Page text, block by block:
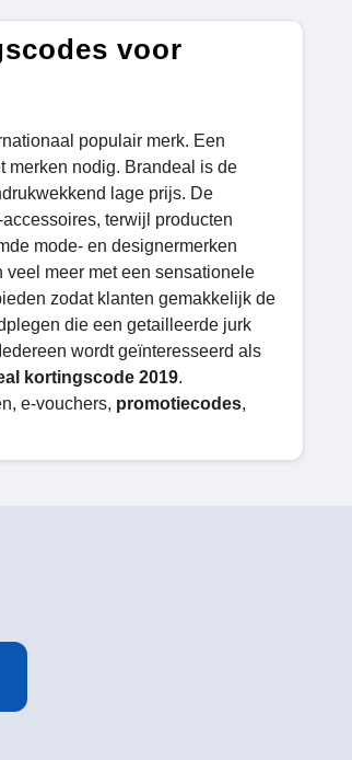
voor
populair merk. Een
merken nodig. Brandeal is de
lage prijs. De
terwijl producten
mode- en designermerken
veel meer met een sensationele
zodat klanten gemakkelijk de
die een getailleerde jurk
wordt geïnteresseerd als
kortingscode 2019.
e-vouchers, promotiecodes,